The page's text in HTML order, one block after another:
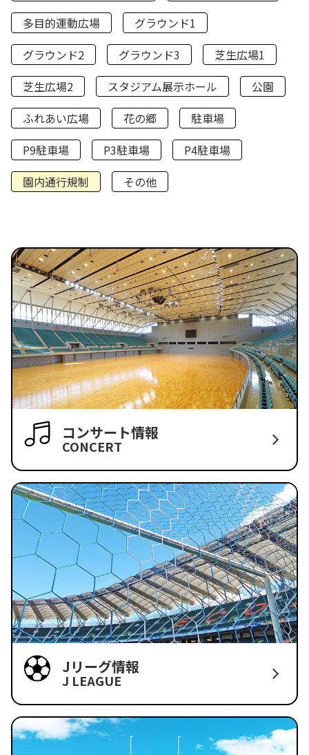
多目的運動広場
グラウンド1
グラウンド2
グラウンド3
芝生広場1
芝生広場2
スタジアム展示ホール
公園
ふれあい広場
花の郷
駐車場
P9駐車場
P3駐車場
P4駐車場
園内通行規制
その他
コンサート情報
CONCERT
Jリーグ情報
J LEAGUE